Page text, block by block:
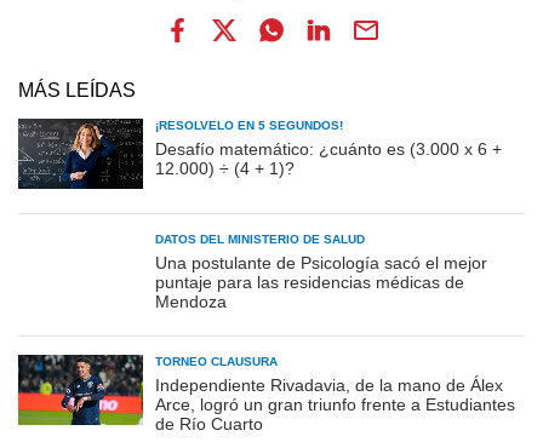
MÁS LEÍDAS
¡RESOLVELO EN 5 SEGUNDOS!
Desafío matemático: ¿cuánto es (3.000 x 6 +
12.000) ÷ (4 + 1)?
DATOS DEL MINISTERIO DE SALUD
Una postulante de Psicología sacó el mejor
puntaje para las residencias médicas de
Mendoza
TORNEO CLAUSURA
Independiente Rivadavia, de la mano de Álex
Arce, logró un gran triunfo frente a Estudiantes
de Río Cuarto